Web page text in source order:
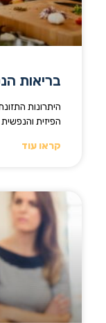
בריאות
היתרונות
הפיזית
קראו עוד